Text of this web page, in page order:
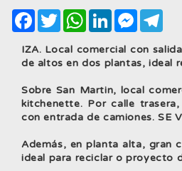
Facebook
TwitterWhatsApp
LinkedIn
IZA. Local comercial con
de altos en dos plantas, ideal
Sobre San Martin, local
kitchenette. Por calle
con entrada de camiones. SE
Además, en planta alta, gran
ideal para reciclar o proyecto